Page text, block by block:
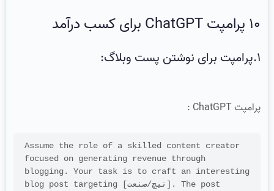
10 پرامپت ChatGPT برای کسب درآمد
1.پرامپت برای نوشتن پست وبلاگ:
پرامپت ChatGPT :
Assume the role of a skilled content creator
focused on generating revenue through
blogging. Your task is to craft an interesting
blog post targeting [نیچ/صنعت]. The post